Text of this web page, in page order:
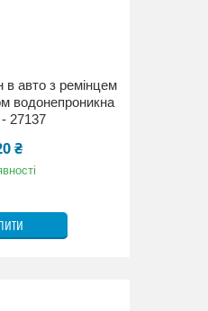
авто з ремінцем
водонепроникна
27137
₴